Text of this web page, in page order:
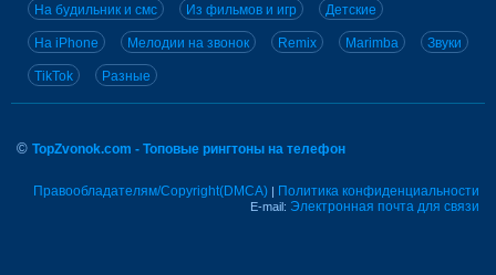
На будильник и смс Из фильмов и игр Детские
На iPhone Мелодии на звонок Remix Marimba Звуки
TikTok Разные
© TopZvonok.com - Топовые рингтоны на телефон
Правообладателям/Copyright(DMCA) | Политика конфиденциальности
E-mail: Электронная почта для связи